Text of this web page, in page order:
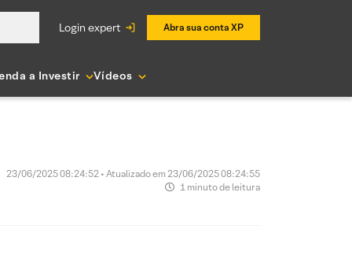
login expert Abra sua conta XP
a Investir Vídeos
23/06/2025 08:24:52 • Atualizado em 23/06/2025 08:24:55
1 minuto de leitura